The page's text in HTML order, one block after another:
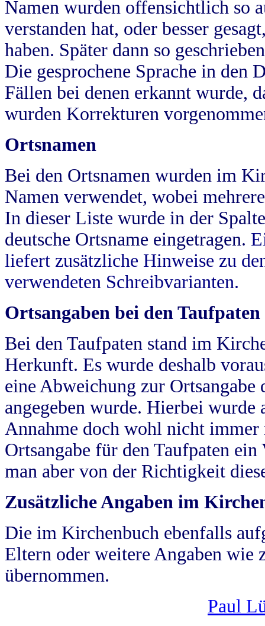
Namen wurden offensichtlich so
verstanden hat, oder besser
haben. Später dann so
Die gesprochene Sprache in
Fällen bei denen erkannt wurde,
wurden Korrekturen
Ortsnamen
Bei den Ortsnamen wurden im
Namen verwendet, wobei
In dieser Liste wurde in der
deutsche Ortsname eingetragen.
liefert zusätzliche Hinweise zu
verwendeten Schreibvarianten.
Ortsangaben bei den Taufpaten
Bei den Taufpaten stand im
Herkunft. Es wurde deshalb
eine Abweichung zur
angegeben wurde. Hierbei wurde
Annahme doch wohl nicht
Ortsangabe für den Taufpaten
man aber von der Richtigkeit
Zusätzliche Angaben im
Die im Kirchenbuch ebenfalls
Eltern oder weitere Angaben wie
übernommen.
Paul